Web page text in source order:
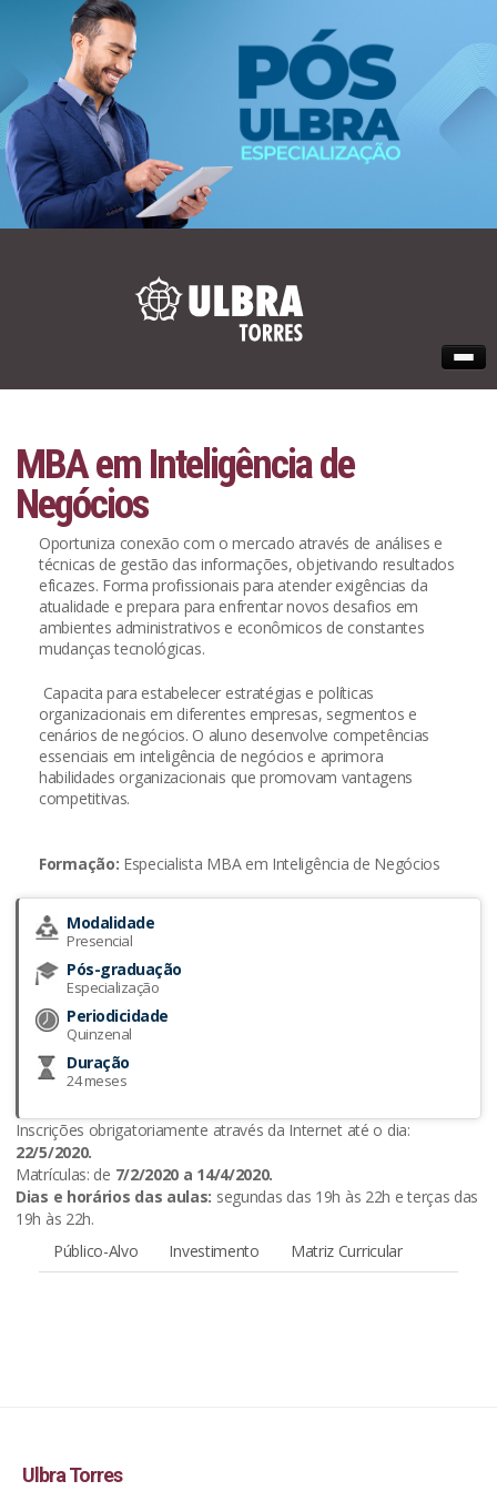
MBA em Inteligência de
Negócios
Oportuniza conexão com o mercado através de análises e
técnicas de gestão das informações, objetivando resultados
eficazes. Forma profissionais para atender exigências da
atualidade e prepara para enfrentar novos desafios em
ambientes administrativos e econômicos de constantes
mudanças tecnológicas.
Capacita para estabelecer estratégias e políticas
organizacionais em diferentes empresas, segmentos e
cenários de negócios. O aluno desenvolve competências
essenciais em inteligência de negócios e aprimora
habilidades organizacionais que promovam vantagens
competitivas.
Formação: Especialista MBA em Inteligência de Negócios
Modalidade
Presencial
Pós-graduação
Especialização
Periodicidade
Quinzenal
Duração
24 meses
Inscrições obrigatoriamente através da Internet até o dia:
22/5/2020.
Matrículas: de 7/2/2020 a 14/4/2020.
Dias e horários das aulas: segundas das 19h às 22h e terças das
19h às 22h.
Público-Alvo
Investimento Matriz Curricular
Ulbra Torres